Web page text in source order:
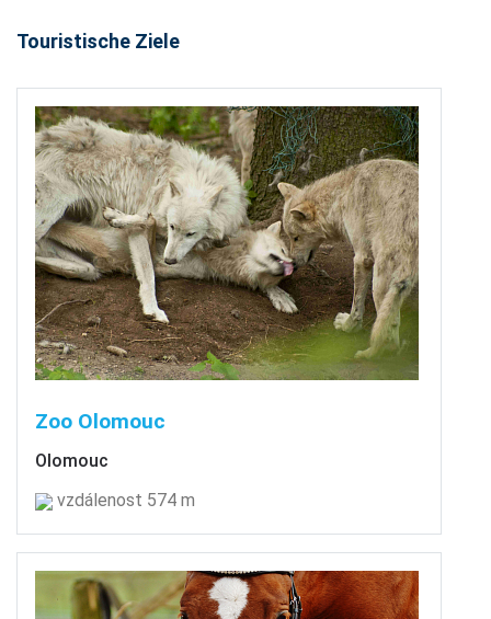
Touristische Ziele
Zoo Olomouc
Olomouc
vzdálenost 574 m